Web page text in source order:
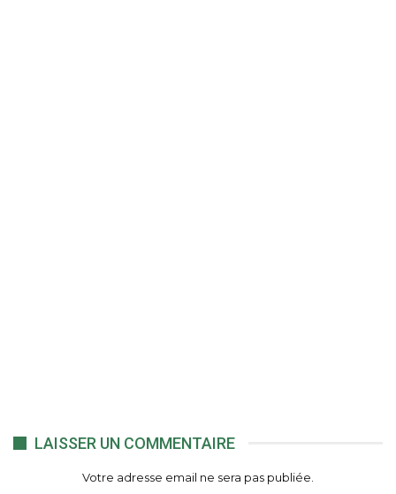
LAISSER UN COMMENTAIRE
Votre adresse email ne sera pas publiée.